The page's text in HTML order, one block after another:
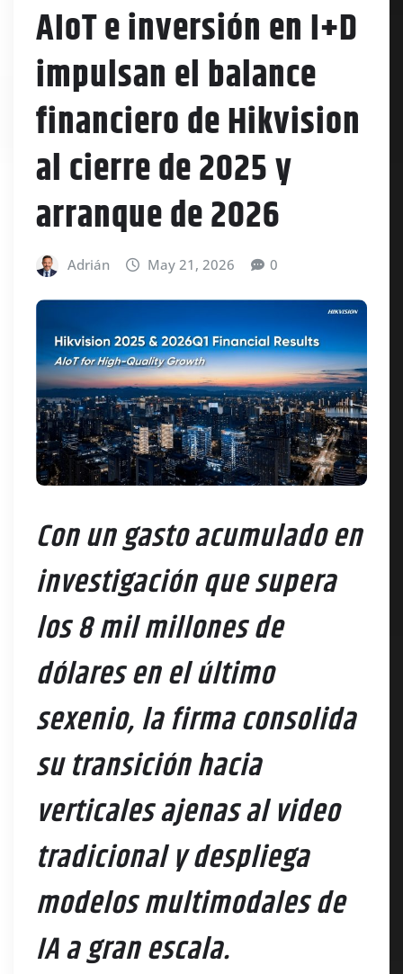
AIoT e inversión en I+D
impulsan el balance
financiero de Hikvision
al cierre de 2025 y
arranque de 2026
Adrián May 21, 2026 0
Con un gasto acumulado en
investigación que supera
los 8 mil millones de
dólares en el último
sexenio, la firma consolida
su transición hacia
verticales ajenas al video
tradicional y despliega
modelos multimodales de
IA a gran escala.